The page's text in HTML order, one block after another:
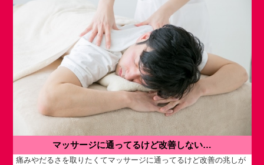
マッサージに通ってるけど改善しない…
痛みやだるさを取りたくてマッサージに通ってるけど改善の兆しが